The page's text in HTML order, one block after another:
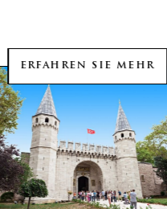
ERFAHREN SIE MEHR